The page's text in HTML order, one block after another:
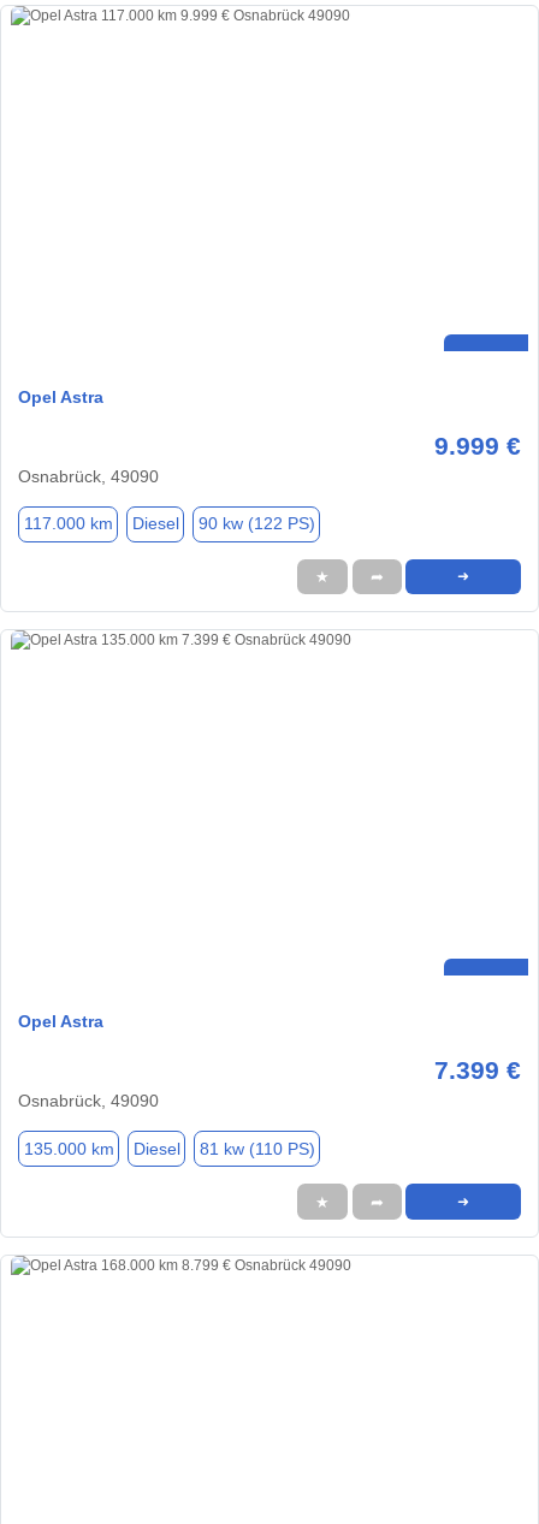
Opel Astra
9.999 €
Osnabrück, 49090
117.000 km Diesel 90 kw (122 PS)
★ ➦ ➜
Opel Astra
7.399 €
Osnabrück, 49090
135.000 km Diesel 81 kw (110 PS)
★ ➦ ➜